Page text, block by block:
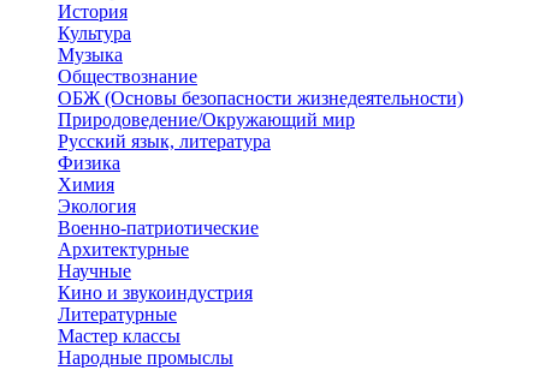
История
Культура
Музыка
Обществознание
ОБЖ (Основы безопасности жизнедеятельности)
Природоведение/Окружающий мир
Русский язык, литература
Физика
Химия
Экология
Военно-патриотические
Архитектурные
Научные
Кино и звукоиндустрия
Литературные
Мастер классы
Народные промыслы